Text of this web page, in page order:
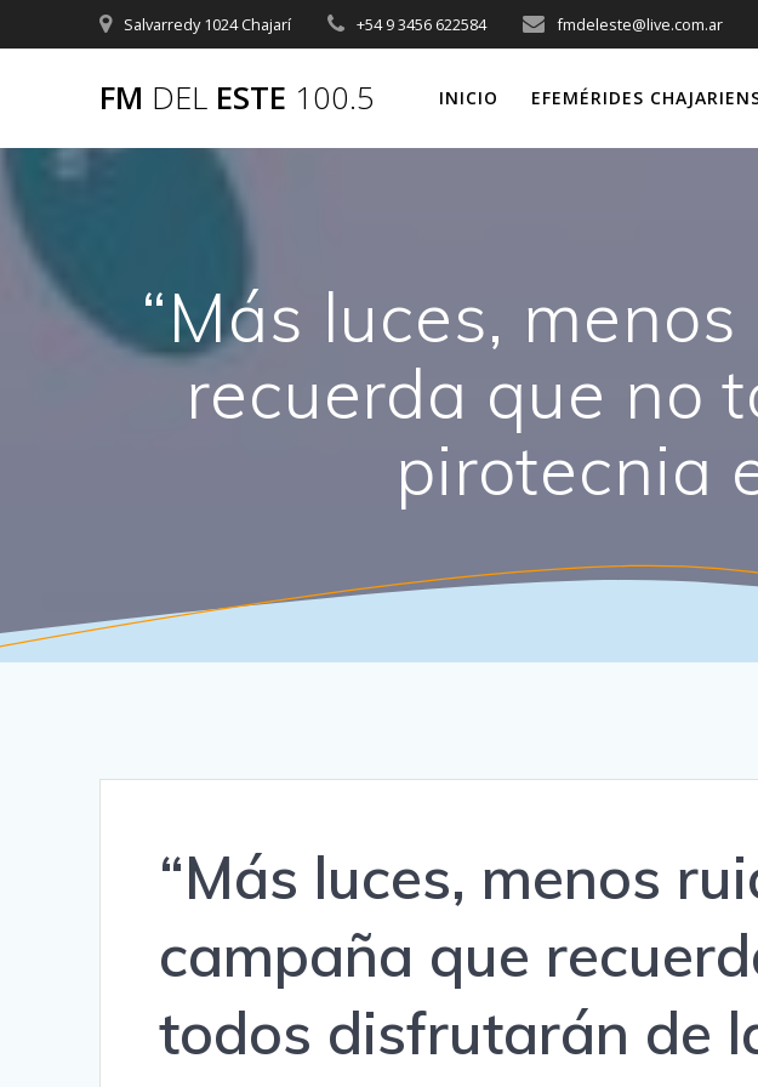
al
Salvarredy 1024 Chajarí +54 9 3456 622584 fmdeleste@live.com.ar
FM DEL ESTE 100.5 INICIO EFEMÉRIDES
“Más luces,
recuerda que no
pirotecnia
“Más luces, menos
campaña que
todos disfrutarán de